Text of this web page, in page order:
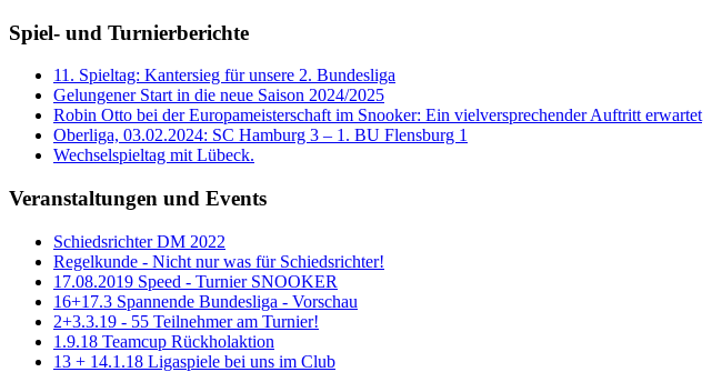
Spiel- und Turnierberichte
11. Spieltag: Kantersieg für unsere 2. Bundesliga
Gelungener Start in die neue Saison 2024/2025
Robin Otto bei der Europameisterschaft im Snooker: Ein vielversprechender Auftritt erwartet
Oberliga, 03.02.2024: SC Hamburg 3 – 1. BU Flensburg 1
Wechselspieltag mit Lübeck.
Veranstaltungen und Events
Schiedsrichter DM 2022
Regelkunde - Nicht nur was für Schiedsrichter!
17.08.2019 Speed - Turnier SNOOKER
16+17.3 Spannende Bundesliga - Vorschau
2+3.3.19 - 55 Teilnehmer am Turnier!
1.9.18 Teamcup Rückholaktion
13 + 14.1.18 Ligaspiele bei uns im Club